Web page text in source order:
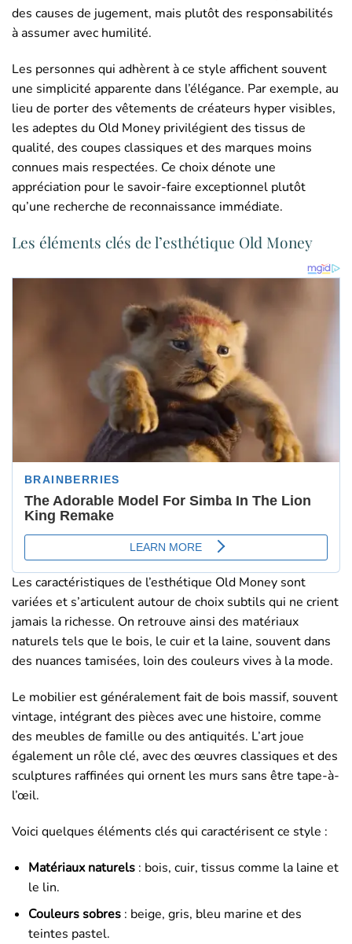
des causes de jugement, mais plutôt des responsabilités
à assumer avec humilité.
Les personnes qui adhèrent à ce style affichent souvent
une simplicité apparente dans l’élégance. Par exemple, au
lieu de porter des vêtements de créateurs hyper visibles,
les adeptes du Old Money privilégient des tissus de
qualité, des coupes classiques et des marques moins
connues mais respectées. Ce choix dénote une
appréciation pour le savoir-faire exceptionnel plutôt
qu’une recherche de reconnaissance immédiate.
Les éléments clés de l’esthétique Old Money
Les caractéristiques de l’esthétique Old Money sont
variées et s’articulent autour de choix subtils qui ne crient
jamais la richesse. On retrouve ainsi des matériaux
naturels tels que le bois, le cuir et la laine, souvent dans
des nuances tamisées, loin des couleurs vives à la mode.
Le mobilier est généralement fait de bois massif, souvent
vintage, intégrant des pièces avec une histoire, comme
des meubles de famille ou des antiquités. L’art joue
également un rôle clé, avec des œuvres classiques et des
sculptures raffinées qui ornent les murs sans être tape-à-
l’œil.
Voici quelques éléments clés qui caractérisent ce style :
Matériaux naturels: bois, cuir, tissus comme la laine et
le lin.
Couleurs sobres: beige, gris, bleu marine et des
teintes pastel.